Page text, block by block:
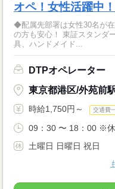
オペ！女性活躍中！
◆配属先部署は女性30名が
の方も安心！ 東証スタンダード上場/ギフトラッピング、デザイン文
具、ハンドメイド...
DTPオペレーター
東京都港区/外苑前
時給1,750円～ 交通費
09：30 〜 18：00 ※
土曜日 日曜日 祝日